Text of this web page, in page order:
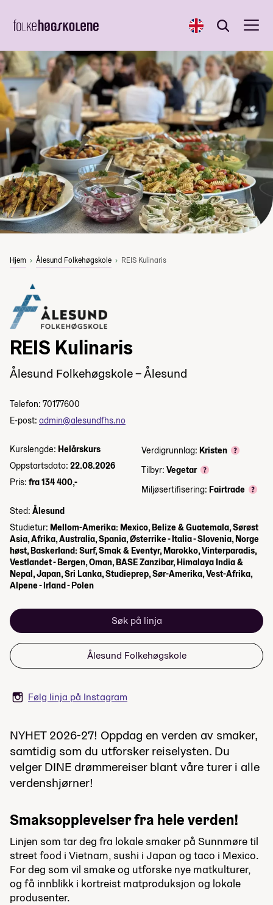
English Søk
Søk
Hjem Ålesund Folkehøgskole REIS Kulinaris
REIS Kulinaris
Ålesund Folkehøgskole – Ålesund
Telefon: 70177600
E-post: admin@alesundfhs.no
Kurslengde: Helårskurs
Oppstartsdato: 22.08.2026
Pris: fra 134 400,-
Verdigrunnlag: Kristen
Tilbyr: Vegetar
Miljøsertifisering: Fairtrade
Sted: Ålesund
Studietur: Mellom-Amerika: Mexico, Belize & Guatemala, Sørøst
Asia, Afrika, Australia, Spania, Østerrike - Italia - Slovenia, Norge
høst, Baskerland: Surf, Smak & Eventyr, Marokko, Vinterparadis,
Vestlandet - Bergen, Oman, BASE Zanzibar, Himalaya India &
Nepal, Japan, Sri Lanka, Studieprep, Sør-Amerika, Vest-Afrika,
Alpene - Irland - Polen
Søk på linja
Ålesund Folkehøgskole
Følg linja på Instagram
NYHET 2026-27! Oppdag en verden av smaker,
samtidig som du utforsker reiselysten. Du
velger DINE drømmereiser blant våre turer i alle
verdenshjørner!
Smaksopplevelser fra hele verden!
Linjen som tar deg fra lokale smaker på Sunnmøre til
street food i Vietnam, sushi i Japan og taco i Mexico.
For deg som vil smake og utforske nye matkulturer,
og få innblikk i kortreist matproduksjon og lokale
produsenter.